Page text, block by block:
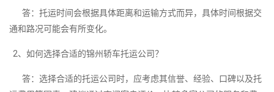
答：托运时间会根据具体距离和运输方式而异，具体时间根据交
通和路况可能会有所变化。
2、如何选择合适的锦州轿车托运公司？
答：选择合适的托运公司时，应考虑其信誉、经验、口碑以及托